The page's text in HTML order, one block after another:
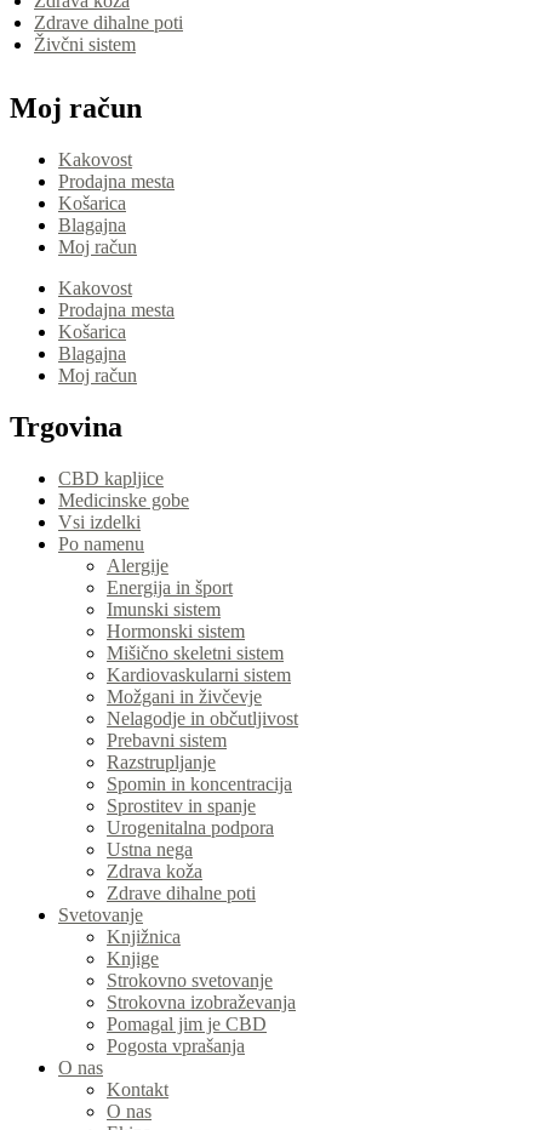
Zdrave dihalne poti
Živčni sistem
Moj račun
Kakovost
Prodajna mesta
Košarica
Blagajna
Moj račun
Kakovost
Prodajna mesta
Košarica
Blagajna
Moj račun
Trgovina
CBD kapljice
Medicinske gobe
Vsi izdelki
Po namenu
Alergije
Energija in šport
Imunski sistem
Hormonski sistem
Mišično skeletni sistem
Kardiovaskularni sistem
Možgani in živčevje
Nelagodje in občutljivost
Prebavni sistem
Razstrupljanje
Spomin in koncentracija
Sprostitev in spanje
Urogenitalna podpora
Ustna nega
Zdrava koža
Zdrave dihalne poti
Svetovanje
Knjižnica
Knjige
Strokovno svetovanje
Strokovna izobraževanja
Pomagal jim je CBD
Pogosta vprašanja
O nas
Kontakt
O nas